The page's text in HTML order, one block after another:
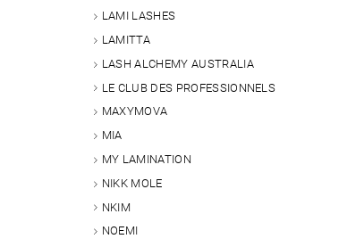
LAMI LASHES
LAMITTA
LASH ALCHEMY AUSTRALIA
LE CLUB DES PROFESSIONNELS
MAXYMOVA
MIA
MY LAMINATION
NIKK MOLE
NKIM
NOEMI